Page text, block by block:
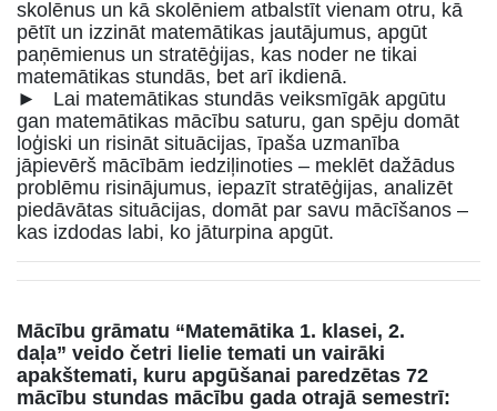
skolēnus un kā skolēniem atbalstīt vienam otru, kā
pētīt un izzināt matemātikas jautājumus, apgūt
paņēmienus un stratēģijas, kas noder ne tikai
matemātikas stundās, bet arī ikdienā.
► Lai matemātikas stundās veiksmīgāk apgūtu
gan matemātikas mācību saturu, gan spēju domāt
loģiski un risināt situācijas, īpaša uzmanība
jāpievērš mācībām iedziļinoties – meklēt dažādus
problēmu risinājumus, iepazīt stratēģijas, analizēt
piedāvātas situācijas, domāt par savu mācīšanos –
kas izdodas labi, ko jāturpina apgūt.
Mācību grāmatu “Matemātika 1. klasei, 2.
daļa” veido četri lielie temati un vairāki
apakštemati, kuru apgūšanai paredzētas 72
mācību stundas mācību gada otrajā semestrī: